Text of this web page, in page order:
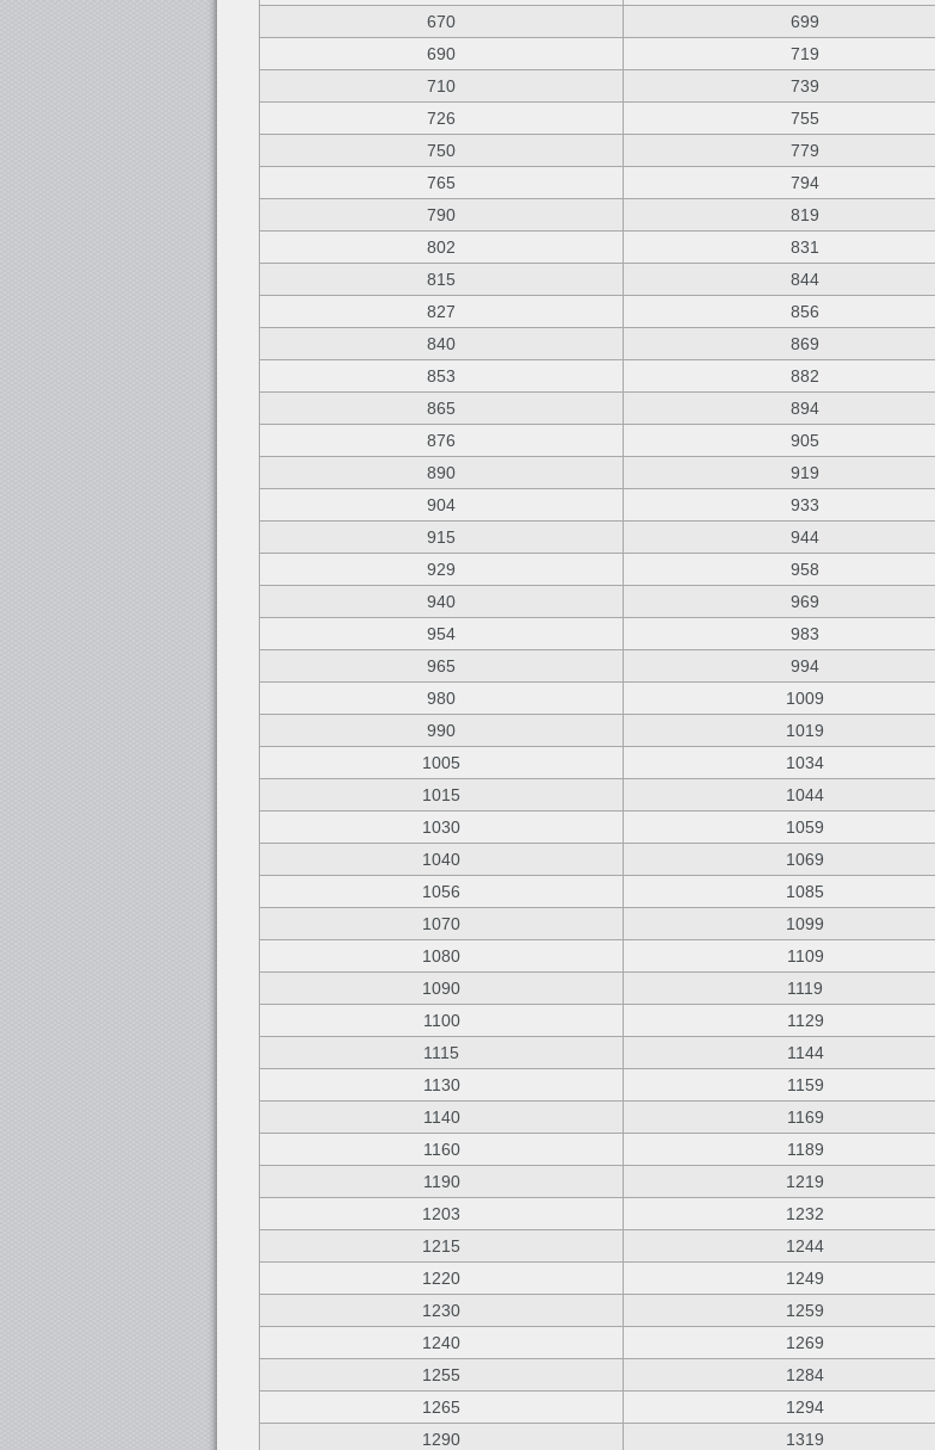
670
699
690
719
710
739
726
755
750
779
765
794
790
819
802
831
815
844
827
856
840
869
853
882
865
894
876
905
890
919
904
933
915
944
929
958
940
969
954
983
965
994
980
1009
990
1019
1005
1034
1015
1044
1030
1059
1040
1069
1056
1085
1070
1099
1080
1109
1090
1119
1100
1129
1115
1144
1130
1159
1140
1169
1160
1189
1190
1219
1203
1232
1215
1244
1220
1249
1230
1259
1240
1269
1255
1284
1265
1294
1290
1319